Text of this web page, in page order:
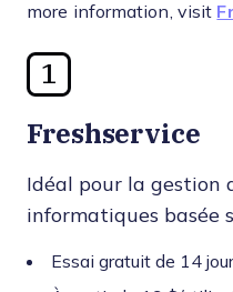
1
Freshservice
Idéal pour la gestion
informatiques basée
Essai gratuit de 14
more information, visit